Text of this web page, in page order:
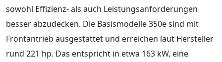
sowohl Effizienz- als auch Leistungsanforderungen
besser abzudecken. Die Basismodelle 350e sind mit
Frontantrieb ausgestattet und erreichen laut Hersteller
rund 221 hp. Das entspricht in etwa 163 kW, eine